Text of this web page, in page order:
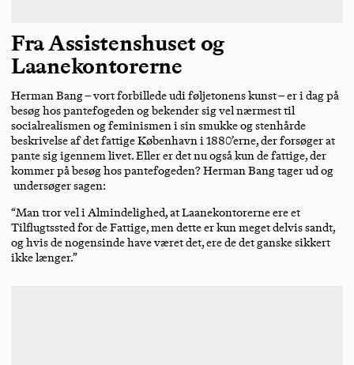
Fra Assistenshuset og
Laanekontorerne
Herman Bang – vort forbillede udi føljetonens kunst – er i dag på
besøg hos pantefogeden og bekender sig vel nærmest til
socialrealismen og feminismen i sin smukke og stenhårde
beskrivelse af det fattige København i 1880’erne, der forsøger at
pante sig igennem livet. Eller er det nu også kun de fattige, der
kommer på besøg hos pantefogeden? Herman Bang tager ud og
undersøger sagen:
“Man tror vel i Almindelighed, at Laanekontorerne ere et
Tilflugtssted for de Fattige, men dette er kun meget delvis sandt,
og hvis de nogensinde have været det, ere de det ganske sikkert
ikke længer.”